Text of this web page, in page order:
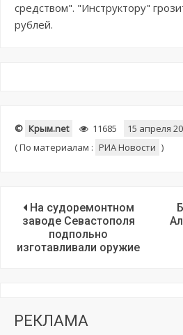
средством". "Инструктору"
рублей.
© Крым.net 11685
15 апреля
(По материалам : РИА Новости )
На судоремонтном
заводе Севастополя
подпольно
изготавливали оружие
РЕКЛАМА